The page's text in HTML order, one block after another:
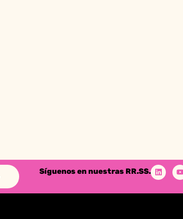
Síguenos en nuestras RR.SS.